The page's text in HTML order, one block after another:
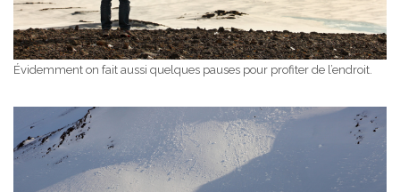
Évidemment on fait aussi quelques pauses pour profiter de l’endroit.